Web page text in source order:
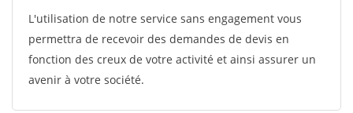
L'utilisation de notre service sans engagement vous
permettra de recevoir des demandes de devis en
fonction des creux de votre activité et ainsi assurer un
avenir à votre société.